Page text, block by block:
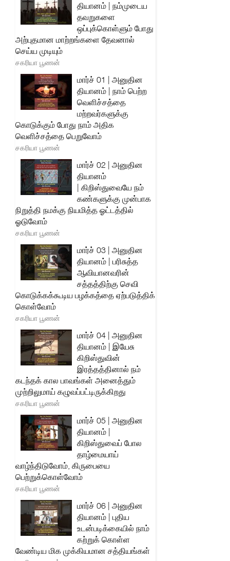
தியானம் | நம்முடைய
தவறுகளை
ஒப்புக்கொள்ளும் போது
அற்புதமான மாற்றங்களை தேவனால்
செய்ய முடியும்
சகரியா பூணன்
மார்ச் 01 | அனுதின
தியானம் | நாம் பெற்ற
வெளிச்சத்தை
மற்றவர்களுக்கு
கொடுக்கும் போது நாம் அதிக
வெளிச்சத்தை பெறுவோம்
சகரியா பூணன்
மார்ச் 02 | அனுதின
தியானம்
| கிறிஸ்துவையே நம்
கண்களுக்கு முன்பாக
நிறுத்தி நமக்கு நியமித்த ஓட்டத்தில்
ஓடுவோம்
சகரியா பூணன்
மார்ச் 03 | அனுதின
தியானம் | பரிசுத்த
ஆவியானவரின்
சத்தத்திற்கு செவி
கொடுக்கக்கூடிய பழக்கத்தை ஏற்படுத்திக்
கொள்வோம்
சகரியா பூணன்
மார்ச் 04 | அனுதின
தியானம் | இயேசு
கிறிஸ்துவின்
இரத்தத்தினால் நம்
கடந்தக் கால பாவங்கள் அனைத்தும்
முற்றிலுமாய் கழுவப்பட்டிருக்கிறது
சகரியா பூணன்
மார்ச் 05 | அனுதின
தியானம் |
கிறிஸ்துவைப் போல
தாழ்மையாய்
வாழ்ந்திடுவோம், கிருபையை
பெற்றுக்கொள்வோம்
சகரியா பூணன்
மார்ச் 06 | அனுதின
தியானம் | புதிய
உடன்படிக்கையில் நாம்
கற்றுக் கொள்ள
வேண்டிய மிக முக்கியமான சத்தியங்கள்